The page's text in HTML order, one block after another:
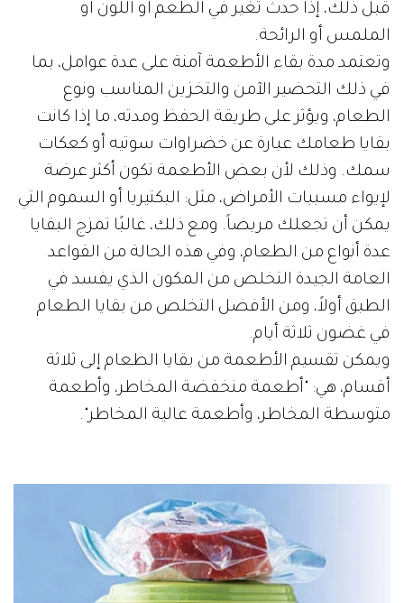
قبل ذلك، إذا حدث تغير في الطعم أو اللون أو
الملمس أو الرائحة.
وتعتمد مدة بقاء الأطعمة آمنة على عدة عوامل، بما
في ذلك التحضير الآمن والتخزين المناسب ونوع
الطعام، ويؤثر على طريقة الحفظ ومدته، ما إذا كانت
بقايا طعامك عبارة عن خضراوات سوتيه أو كعكات
سمك. وذلك لأن بعض الأطعمة تكون أكثر عرضة
لإيواء مسببات الأمراض، مثل: البكتيريا أو السموم التي
يمكن أن تجعلك مريضاً. ومع ذلك، غالبًا تمزج البقايا
عدة أنواع من الطعام، وفي هذه الحالة من القواعد
العامة الجيدة التخلص من المكون الذي يفسد في
الطبق أولاً، ومن الأفضل التخلص من بقايا الطعام
في غضون ثلاثة أيام.
ويمكن تقسيم الأطعمة من بقايا الطعام إلى ثلاثة
أقسام، هي: "أطعمة منخفضة المخاطر، وأطعمة
متوسطة المخاطر، وأطعمة عالية المخاطر".